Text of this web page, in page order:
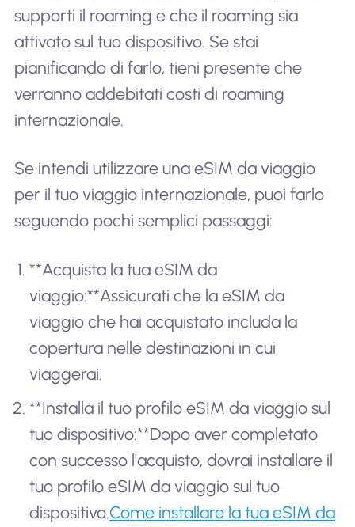
supporti il roaming e che il roaming sia
attivato sul tuo dispositivo. Se stai
pianificando di farlo, tieni presente che
verranno addebitati costi di roaming
internazionale.
Se intendi utilizzare una eSIM da viaggio
per il tuo viaggio internazionale, puoi farlo
seguendo pochi semplici passaggi:
**Acquista la tua eSIM da
viaggio:**Assicurati che la eSIM da
viaggio che hai acquistato includa la
copertura nelle destinazioni in cui
viaggerai.
**Installa il tuo profilo eSIM da viaggio sul
tuo dispositivo:**Dopo aver completato
con successo l'acquisto, dovrai installare il
tuo profilo eSIM da viaggio sul tuo
dispositivo.Come installare la tua eSIM da